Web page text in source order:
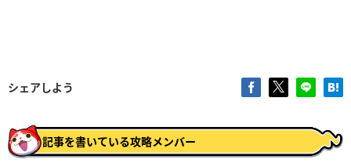
シェアしよう
記事を書いている攻略メンバー